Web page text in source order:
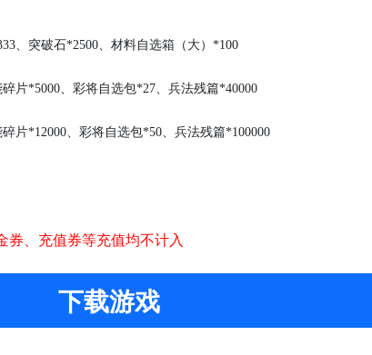
、突破石*2500、材料自选箱（大）*100
片*5000、彩将自选包*27、兵法残篇*40000
片*12000、彩将自选包*50、兵法残篇*100000
券 充值券等充值均不计入
下载游戏